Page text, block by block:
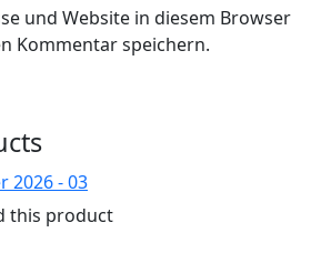
und Website in diesem Browser
Kommentar speichern.
this product